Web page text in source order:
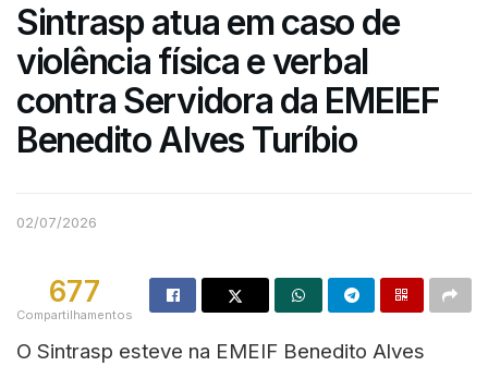
Sintrasp atua em caso de
violência física e verbal
contra Servidora da EMEIEF
Benedito Alves Turíbio
02/07/2026
677
Compartilhamentos
O Sintrasp esteve na EMEIF Benedito Alves